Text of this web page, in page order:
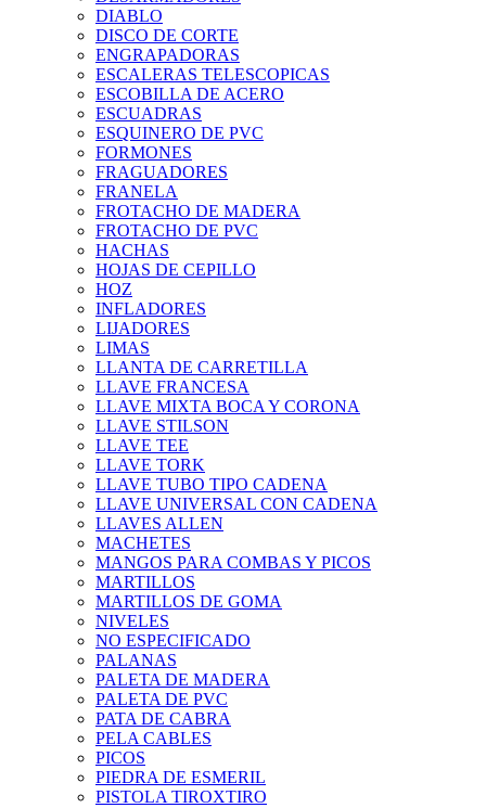
DIABLO
DISCO DE CORTE
ENGRAPADORAS
ESCALERAS TELESCOPICAS
ESCOBILLA DE ACERO
ESCUADRAS
ESQUINERO DE PVC
FORMONES
FRAGUADORES
FRANELA
FROTACHO DE MADERA
FROTACHO DE PVC
HACHAS
HOJAS DE CEPILLO
HOZ
INFLADORES
LIJADORES
LIMAS
LLANTA DE CARRETILLA
LLAVE FRANCESA
LLAVE MIXTA BOCA Y CORONA
LLAVE STILSON
LLAVE TEE
LLAVE TORK
LLAVE TUBO TIPO CADENA
LLAVE UNIVERSAL CON CADENA
LLAVES ALLEN
MACHETES
MANGOS PARA COMBAS Y PICOS
MARTILLOS
MARTILLOS DE GOMA
NIVELES
NO ESPECIFICADO
PALANAS
PALETA DE MADERA
PALETA DE PVC
PATA DE CABRA
PELA CABLES
PICOS
PIEDRA DE ESMERIL
PISTOLA TIROXTIRO